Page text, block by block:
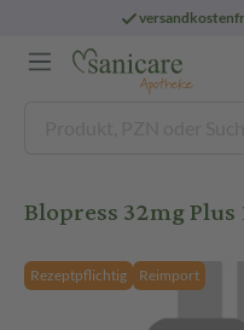
Blopress 32mg
Rezeptpflichtig Reimport